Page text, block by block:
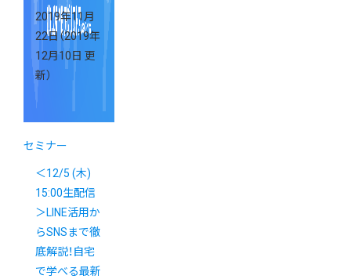
2019年11月
22日 （2019年
12月10日 更
新）
セミナー
＜12/5 (木)
15:00生配信
＞LINE活用か
らSNSまで徹
底解説！自宅
で学べる最新